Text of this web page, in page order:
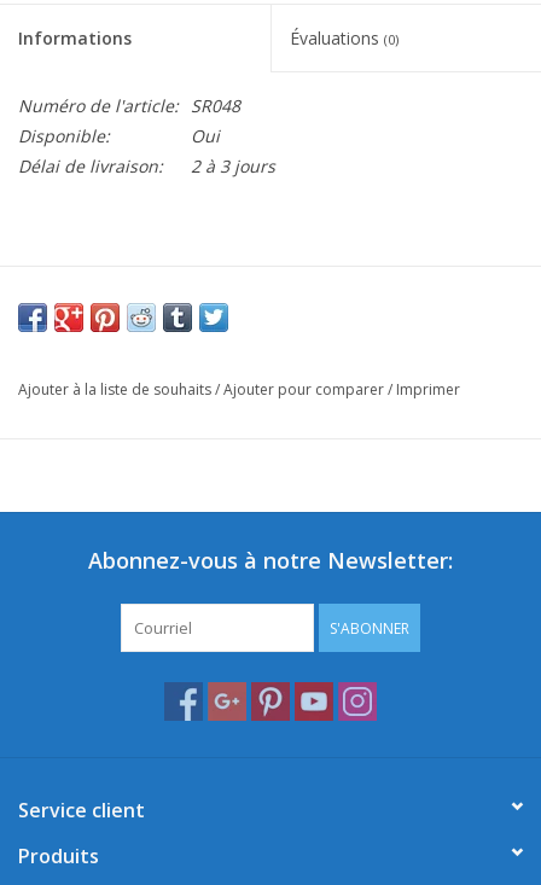
Informations Évaluations (0)
Numéro de l'article: SR048
Disponible:
Oui
Délai de livraison:
2 à 3 jours
Ajouter à la liste de souhaits/Ajouter pour comparer/ Imprimer
Abonnez-vous à notre Newsletter:
S'ABONNER
Service client
Produits